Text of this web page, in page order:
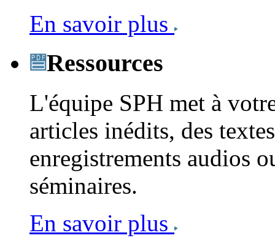
En savoir plus
Ressources
L'équipe SPH met à
articles inédits, des
enregistrements audios
séminaires.
En savoir plus